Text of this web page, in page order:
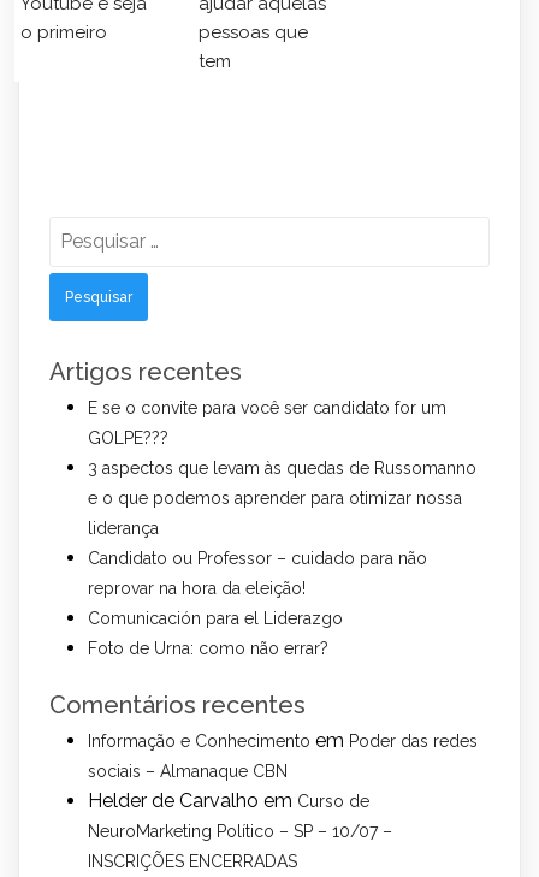
o primeiro
pessoas que
tem
por:
Artigos recentes
E se o convite para você ser candidato for um
GOLPE???
3 aspectos que levam às quedas de Russomanno
e o que podemos aprender para otimizar nossa
liderança
Candidato ou Professor – cuidado para não
reprovar na hora da eleição!
Comunicación para el Liderazgo
Foto de Urna: como não errar?
Comentários recentes
Informação e Conhecimento em Poder das redes
sociais – Almanaque CBN
Helder de Carvalho em Curso de
NeuroMarketing Político – SP – 10/07 –
INSCRIÇÕES ENCERRADAS